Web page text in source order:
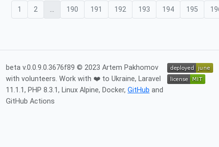
1 2 ... 190 191 192 193 194 195
beta v.0.0.9.0.3676f89 © 2023 Artem Pakhomov
with volunteers. Work with ❤️ to Ukraine, Laravel
11.1.1, PHP 8.3.1, Linux Alpine, Docker, GitHub and
GitHub Actions